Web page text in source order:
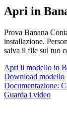
Apri in
Prova Banana
installazione.
salva il file sul tuo
Apri il modello in
Download modello
Documentazione:
Guarda i video